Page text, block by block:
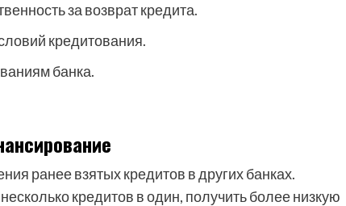
за возврат кредита.
кредитования.
банка.
ранее взятых кредитов в других банках.
кредитов в один, получить более низкую